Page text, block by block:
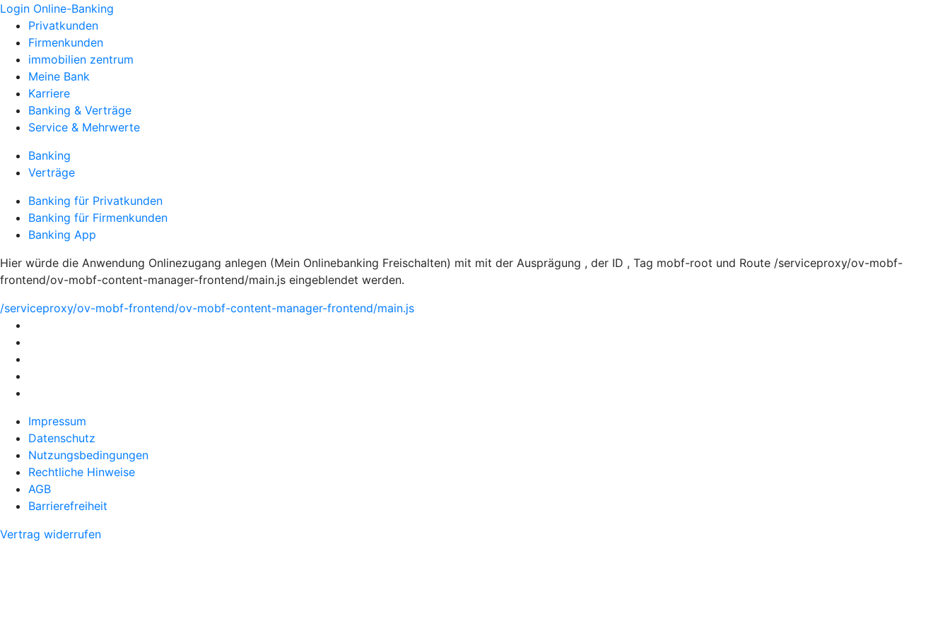
Login Online-Banking
Privatkunden
Firmenkunden
immobilien zentrum
Meine Bank
Karriere
Banking & Verträge
Service & Mehrwerte
Banking
Verträge
Banking für Privatkunden
Banking für Firmenkunden
Banking App
Hier würde die Anwendung Onlinezugang anlegen (Mein Onlinebanking Freischalten) mit mit der Ausprägung , der ID , Tag mobf-root und Route /serviceproxy/ov-mobf-
frontend/ov-mobf-content-manager-frontend/main.js eingeblendet werden.
/serviceproxy/ov-mobf-frontend/ov-mobf-content-manager-frontend/main.js
Impressum
Datenschutz
Nutzungsbedingungen
Rechtliche Hinweise
AGB
Barrierefreiheit
Vertrag widerrufen